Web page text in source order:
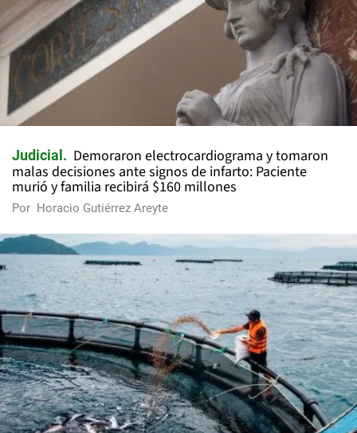
Judicial
Demoraron electrocardiograma y tomaron
malas decisiones ante signos de infarto: Paciente
murió y familia recibirá $160 millones
Por Horacio Gutiérrez Areyte